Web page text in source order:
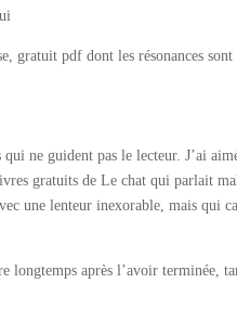
gratuit pdf dont les résonances
ne guident pas le lecteur. J’ai
gratuits de Le chat qui parlait
une lenteur inexorable, mais qui
longtemps après l’avoir terminée,